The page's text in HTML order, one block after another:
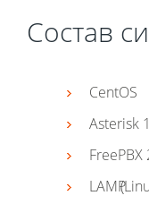
Состав
CentOS
Asterisk
FreePBX
LAMP